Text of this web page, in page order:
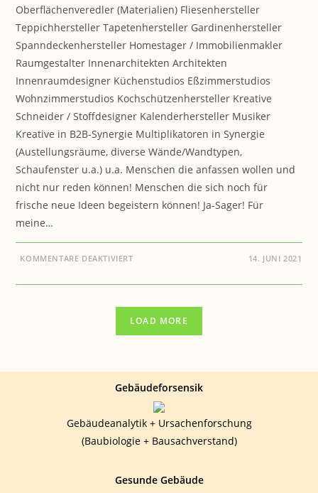
Oberflächenveredler (Materialien) Fliesenhersteller
Teppichhersteller Tapetenhersteller Gardinenhersteller
Spanndeckenhersteller Homestager / Immobilienmakler
Raumgestalter Innenarchitekten Architekten
Innenraumdesigner Küchenstudios Eßzimmerstudios
Wohnzimmerstudios Kochschützenhersteller Kreative
Schneider / Stoffdesigner Kalenderhersteller Musiker
Kreative in B2B-Synergie Multiplikatoren in Synergie
(Austellungsräume, diverse Wände/Wandtypen,
Schaufenster u.a.) u.a. Menschen die anfassen wollen und
nicht nur reden können! Menschen die sich noch für
frische neue Ideen begeistern können! Ja-Sager! Für
meine…
KOMMENTARE DEAKTIVIERTFÜR
ZUR
GESUCHT
14. JUNI 2021
LOAD MORE
Gebäudeforsensik
Gebäudeanalytik + Ursachenforschung
(Baubiologie + Bausachverstand)
Gesunde Gebäude